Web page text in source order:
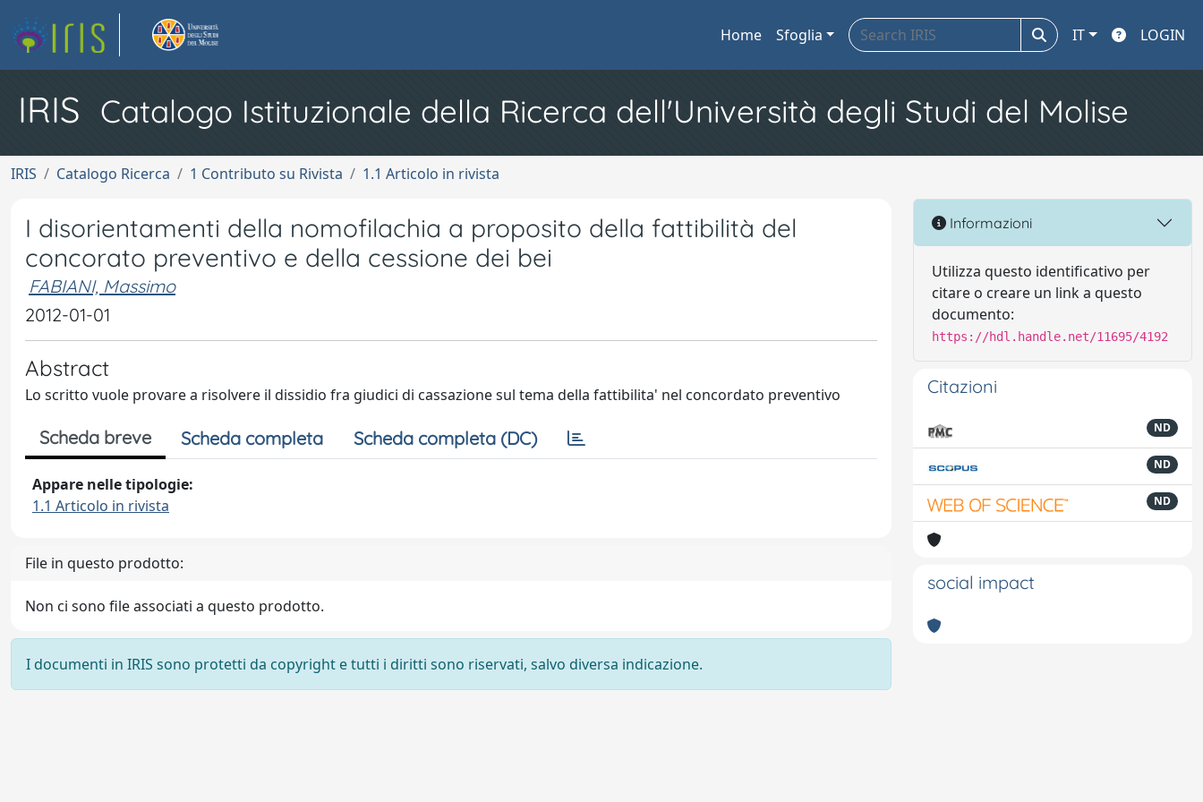
Home Sfoglia IT LOGIN
IRIS Catalogo Istituzionale della Ricerca dell'Università degli Studi del Molise
IRIS Catalogo Ricerca 1 Contributo su Rivista 1.1 Articolo in rivista
I disorientamenti della nomofilachia a proposito della fattibilità del
concorato preventivo e della cessione dei bei
FABIANI, Massimo
2012-01-01
Abstract
Lo scritto vuole provare a risolvere il dissidio fra giudici di cassazione sul tema della fattibilita' nel concordato preventivo
Scheda breve Scheda completa Scheda completa (DC)
Appare nelle tipologie:
1.1 Articolo in rivista
File in questo prodotto:
Non ci sono file associati a questo prodotto.
I documenti in IRIS sono protetti da copyright e tutti i diritti sono riservati, salvo diversa indicazione.
Informazioni
Utilizza questo identificativo per
citare o creare un link a questo
documento:
https://hdl.handle.net/11695/4192
Citazioni
ND
ND
ND
social impact